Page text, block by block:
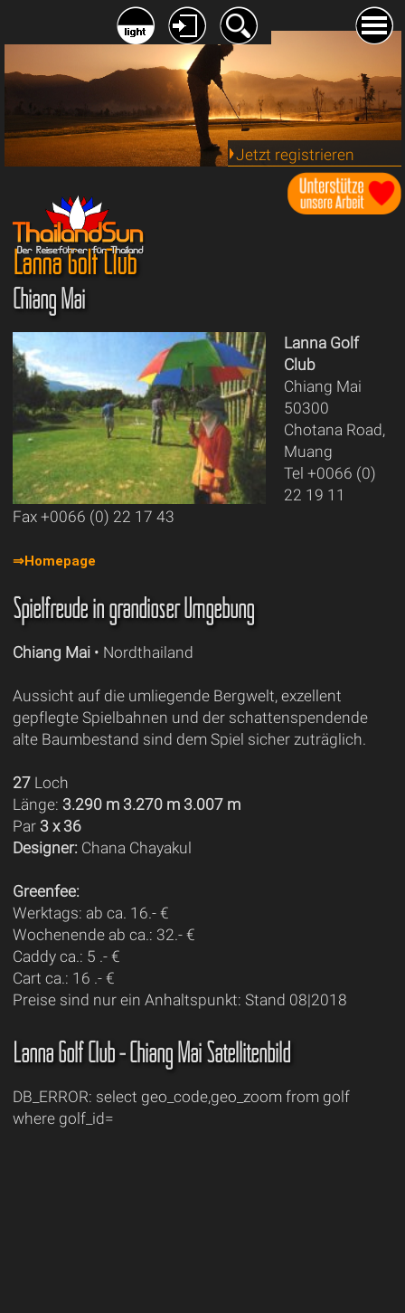
Jetzt registrieren
Lanna Golf Club
Chiang Mai
Lanna Golf
Club
Chiang Mai
50300
Chotana Road,
Muang
Tel +0066 (0)
22 19 11
Fax +0066 (0) 22 17 43
⇒Homepage
Spielfreude in grandioser Umgebung
Chiang Mai• Nordthailand
Aussicht auf die umliegende Bergwelt, exzellent
gepflegte Spielbahnen und der schattenspendende
alte Baumbestand sind dem Spiel sicher zuträglich.
27Loch
Länge: 3.290 m 3.270 m 3.007 m
Par 3 x 36
Designer: Chana Chayakul
Greenfee:
Werktags: ab ca. 16.- €
Wochenende ab ca.: 32.- €
Caddy ca.: 5 .- €
Cart ca.: 16 .- €
Preise sind nur ein Anhaltspunkt: Stand 08|2018
Lanna Golf Club - Chiang Mai Satellitenbild
DB_ERROR: select geo_code,geo_zoom from golf
where golf_id=